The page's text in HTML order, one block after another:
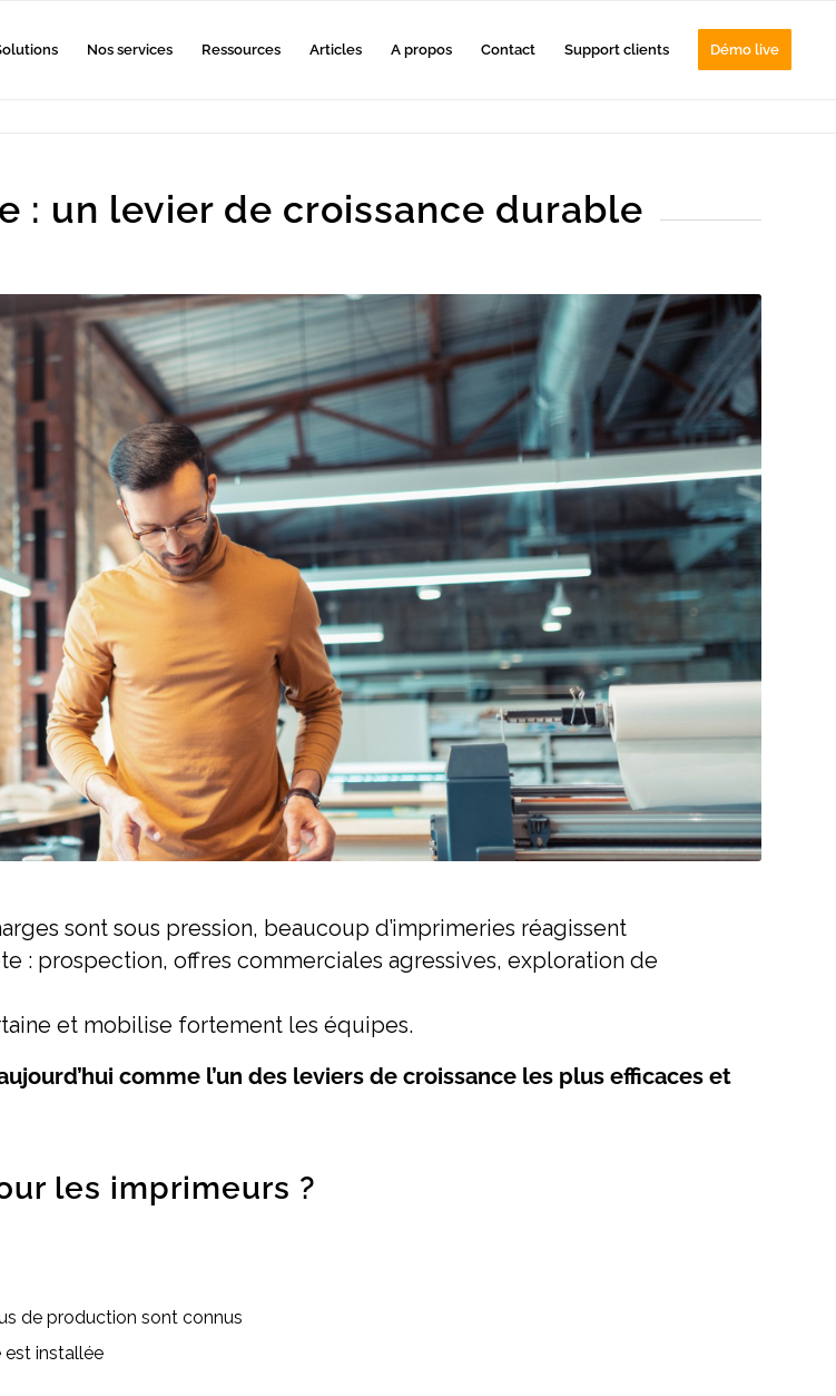
Nos services Ressources Articles A propos Contact Support clients Démo live
: un levier de croissance durable
sont sous pression, beaucoup d’imprimeries réagissent
: prospection, offres commerciales agressives, exploration de
et mobilise fortement les équipes.
comme l’un des leviers de croissance les plus efficaces et
les imprimeurs ?
de production sont connus
est installée